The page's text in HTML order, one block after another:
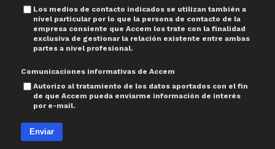
Los medios de contacto indicados se utilizan también a
nivel particular por lo que la persona de contacto de la
empresa consiente que Accem los trate con la finalidad
exclusiva de gestionar la relación existente entre ambas
partes a nivel profesional.
Comunicaciones informativas de Accem
Autorizo al tratamiento de los datos aportados con el fin
de que Accem pueda enviarme información de interés
por e-mail.
Enviar